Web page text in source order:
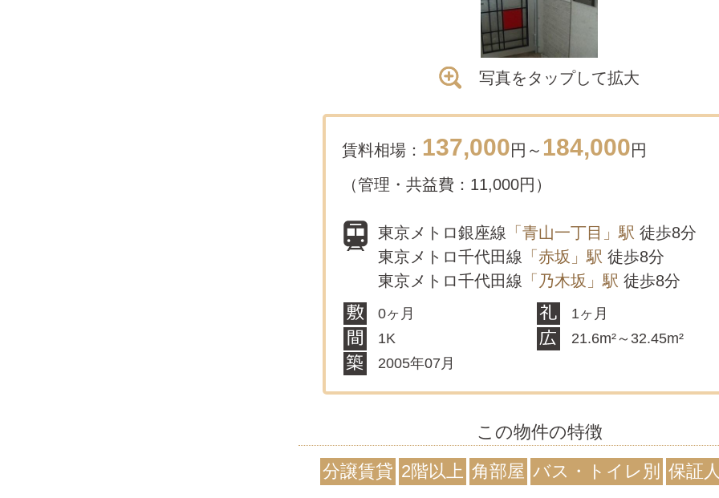
写真をタップして拡大
賃料相場： 137,000円～ 184,000円
（管理・共益費：11,000円）
東京メトロ銀座線 「青山一丁目」駅 徒歩8分
東京メトロ千代田線 「赤坂」駅 徒歩8分
東京メトロ千代田線 「乃木坂」駅 徒歩8分
0ヶ月
1ヶ月
1K
21.6m²～32.45m²
2005年07月
この物件の特徴
分譲賃貸 2階以上 角部屋 バス・トイレ別 保証